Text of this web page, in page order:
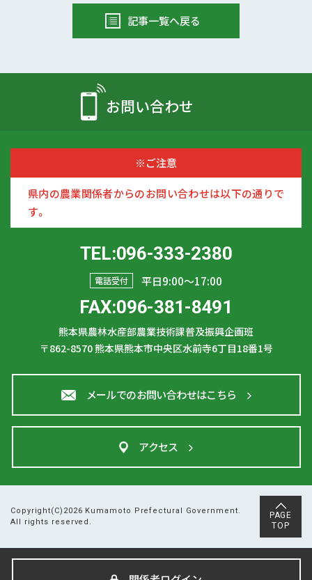
記事一覧へ戻る
お問い合わせ
※ご注意
県内の農業関係者からのお問い合わせは以下の通りで
す。
TEL:096-333-2380
電話受付 平日9:00〜17:00
FAX:096-381-8491
熊本県農林水産部農業技術課普及振興企画班
〒862-8570熊本県熊本市中央区水前寺6丁目18番1号
メールでのお問い合わせはこちら
アクセス
Copyright(C)2026 Kumamoto Prefectural Government.
All rights reserved.
PAGE
TOP